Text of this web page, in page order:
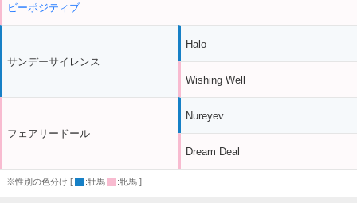
ビーポジティブ
サンデーサイレンス
フェアリードール
Halo
Wishing Well
Nureyev
Dream Deal
※性別の色分け [ :牡馬 :牝馬 ]